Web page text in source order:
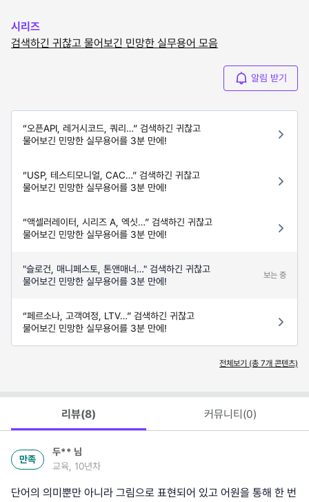
시리즈
검색하긴 귀찮고 물어보긴 민망한 실무용어 모음
알림 받기
“오픈API, 레거시코드, 쿼리…” 검색하긴 귀찮고
물어보긴 민망한 실무용어를 3분 만에!
“USP, 테스티모니얼, CAC…” 검색하긴 귀찮고
물어보긴 민망한 실무용어를 3분 만에!
“액셀러레이터, 시리즈 A, 엑싯…” 검색하긴 귀찮고
물어보긴 민망한 실무용어를 3분 만에!
"슬로건, 매니페스토, 톤앤매너…" 검색하긴 귀찮고
물어보긴 민망한 실무용어를 3분 만에!
보는 중
“페르소나, 고객여정, LTV…” 검색하긴 귀찮고
물어보긴 민망한 실무용어를 3분 만에!
전체보기 (총 7개 콘텐츠)
리뷰(8) 커뮤니티(0)
만족
두** 님
교육, 10년차
단어의 의미뿐만 아니라 그림으로 표현되어 있고 어원을 통해 한 번